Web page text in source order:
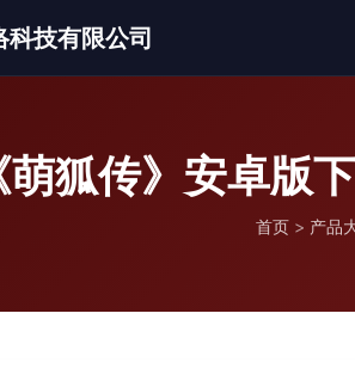
技有限公司
萌狐传》安卓版
首页 > 产品